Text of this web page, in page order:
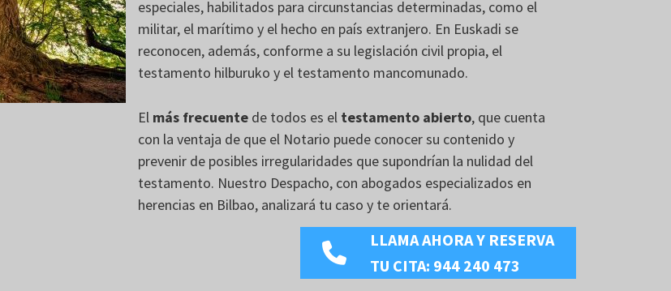
especiales, habilitados para circunstancias determinadas, como el
militar, el marítimo y el hecho en país extranjero. En Euskadi se
reconocen, además, conforme a su legislación civil propia, el
testamento hilburuko y el testamento mancomunado.
El más frecuente de todos es el testamento abierto, que cuenta
con la ventaja de que el Notario puede conocer su contenido y
prevenir de posibles irregularidades que supondrían la nulidad del
testamento. Nuestro Despacho, con abogados especializados en
herencias en Bilbao, analizará tu caso y te orientará.
LLAMA AHORA Y RESERVA
TU CITA: 944 240 473